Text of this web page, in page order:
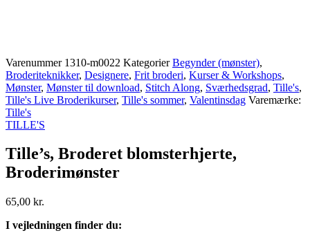
Varenummer 1310-m0022 Kategorier Begynder (mønster),
Broderiteknikker, Designere, Frit broderi, Kurser & Workshops,
Mønster, Mønster til download, Stitch Along, Sværhedsgrad, Tille's,
Tille's Live Broderikurser, Tille's sommer, Valentinsdag Varemærke:
Tille's
TILLE'S
Tille’s, Broderet blomsterhjerte,
Broderimønster
65,00 kr.
I vejledningen finder du: